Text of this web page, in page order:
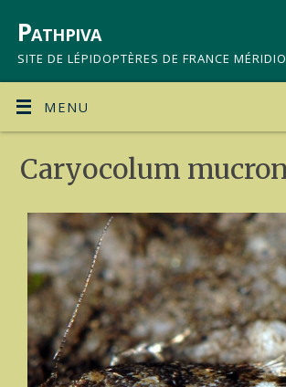
Pathpiva
SITE DE LÉPIDOPTÈRES DE FRANCE
MENU
Caryocolum